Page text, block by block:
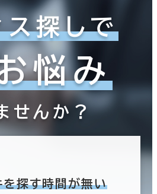
ス探しで
悩み
せんか？
を探す時間が無い